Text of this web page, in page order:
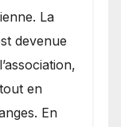
La
devenue
en
En